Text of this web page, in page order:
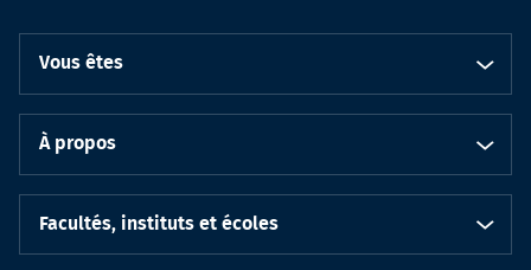
Vous êtes
À propos
Facultés, instituts et écoles